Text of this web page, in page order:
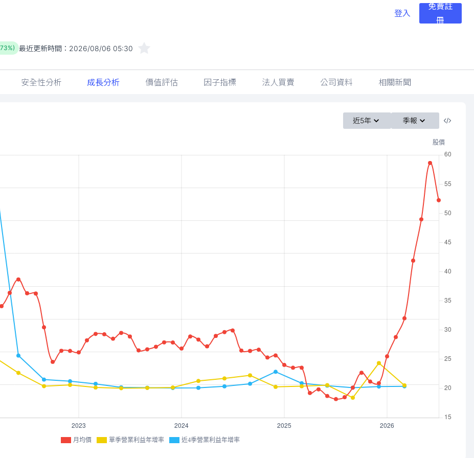
登入
免費註
冊
最近更新時間： 2026/08/06 05:30
安全性分析 成長分析 價值評估 因子指標 法人買賣 公司資料 相關新聞
近5年 季報
月均價 單季營業利益年增率 近4季營業利益年增率